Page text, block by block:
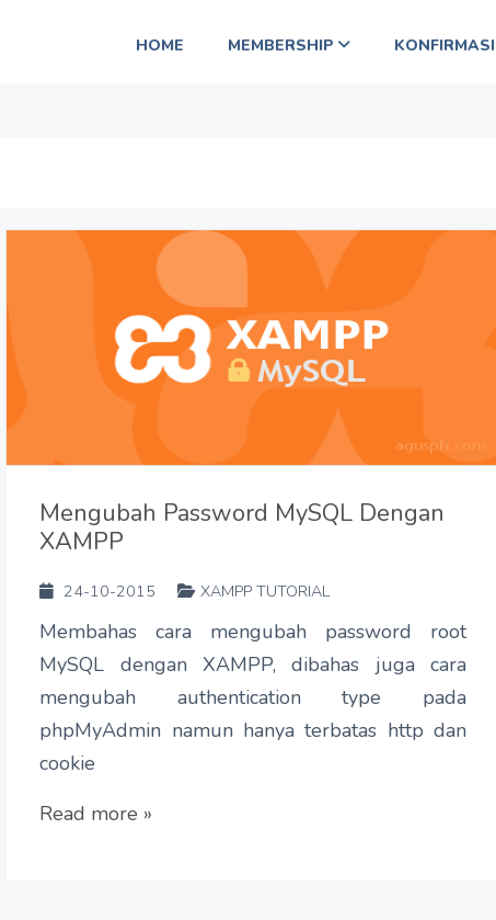
HOME MEMBERSHIP KONFIRMASI
Mengubah Password MySQL Dengan
XAMPP
24-10-2015 XAMPP TUTORIAL
Membahas cara mengubah password root
MySQL dengan XAMPP, dibahas juga cara
mengubah authentication type pada
phpMyAdmin namun hanya terbatas http dan
cookie
Read more »